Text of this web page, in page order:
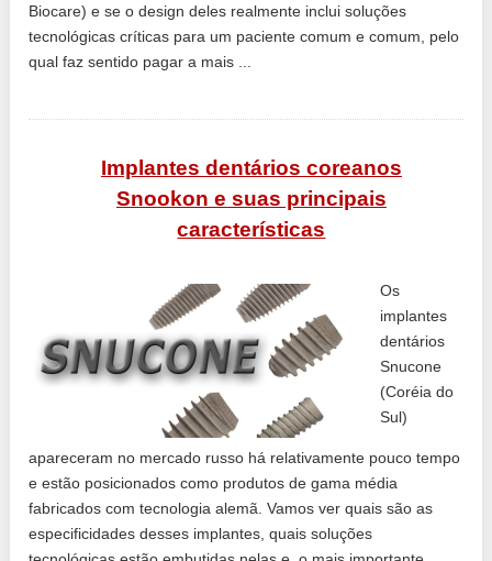
Biocare) e se o design deles realmente inclui soluções
tecnológicas críticas para um paciente comum e comum, pelo
qual faz sentido pagar a mais ...
Implantes dentários coreanos
Snookon e suas principais
características
Os
implantes
dentários
Snucone
(Coréia do
Sul)
apareceram no mercado russo há relativamente pouco tempo
e estão posicionados como produtos de gama média
fabricados com tecnologia alemã. Vamos ver quais são as
especificidades desses implantes, quais soluções